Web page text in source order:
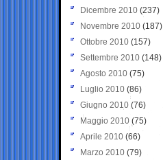
Dicembre 2010 (237)
Novembre 2010 (187)
Ottobre 2010 (157)
Settembre 2010 (148)
Agosto 2010 (75)
Luglio 2010 (86)
Giugno 2010 (76)
Maggio 2010 (75)
Aprile 2010 (66)
Marzo 2010 (79)